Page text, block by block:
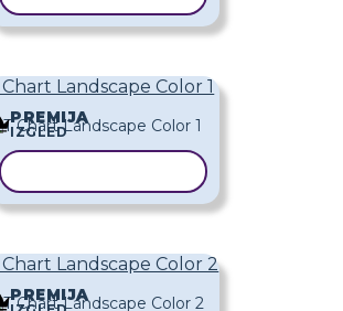
Landscape Color 1
PREMIJA
IZGLED
Landscape Color 2
PREMIJA